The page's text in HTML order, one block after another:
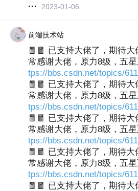
2023-01-06
前端技术站
🧧🧧 已支持大佬了，期待
常感谢大佬，原力8级，五星
tps://bbs.csdn.net/topics/
🧧🧧 已支持大佬了，期待
常感谢大佬，原力8级，五星
tps://bbs.csdn.net/topics/
🧧🧧 已支持大佬了，期待
常感谢大佬，原力8级，五星
tps://bbs.csdn.net/topics/
🧧🧧 已支持大佬了，期待
常感谢大佬，原力8级，五星
tps://bbs.csdn.net/topics/
🧧🧧 已支持大佬了，期待